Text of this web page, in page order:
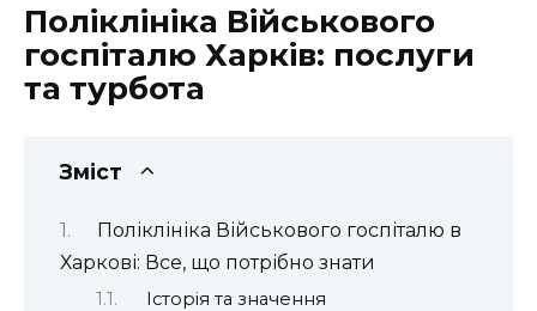
Поліклініка Військового
госпіталю Харків: послуги
та турбота
Зміст
Поліклініка Військового госпіталю в
Харкові: Все, що потрібно знати
Історія та значення